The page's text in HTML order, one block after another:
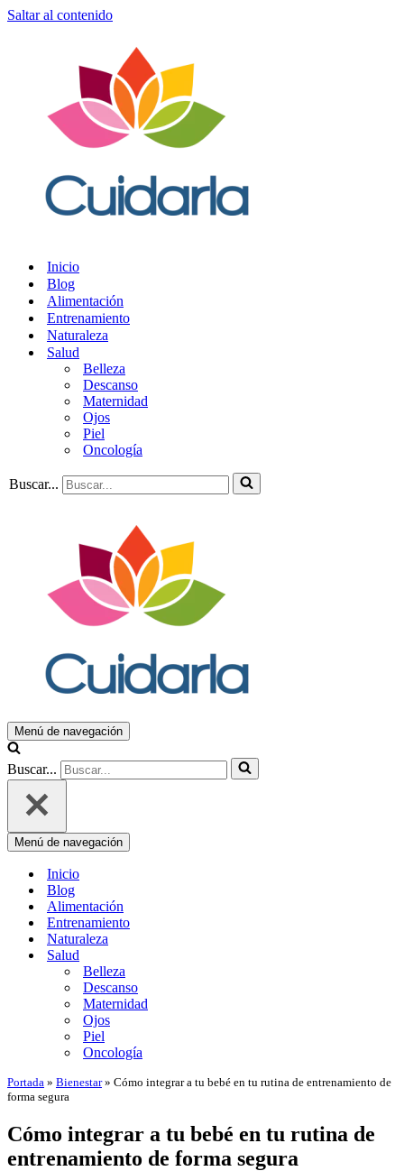
Saltar al contenido
Inicio
Blog
Alimentación
Entrenamiento
Naturaleza
Salud
Belleza
Descanso
Maternidad
Ojos
Piel
Oncología
Buscar...
Menú de navegación
Buscar...
Menú de navegación
Inicio
Blog
Alimentación
Entrenamiento
Naturaleza
Salud
Belleza
Descanso
Maternidad
Ojos
Piel
Oncología
Portada » Bienestar» Cómo integrar a tu bebé en tu rutina de entrenamiento de
forma segura
Cómo integrar a tu bebé en tu rutina de
entrenamiento de forma segura